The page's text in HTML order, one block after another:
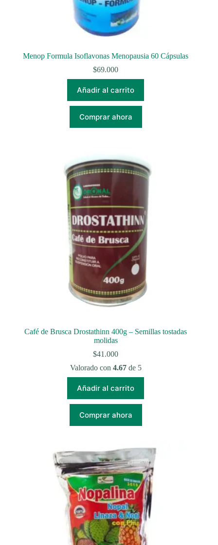
Menop Formula Isoflavonas Menopausia 60 Cápsulas
$69.000
Añadir al carrito
Comprar ahora
Café de Brusca Drostathinn 400g – Semillas tostadas
molidas
$41.000
Valorado con 4.67de 5
Añadir al carrito
Comprar ahora